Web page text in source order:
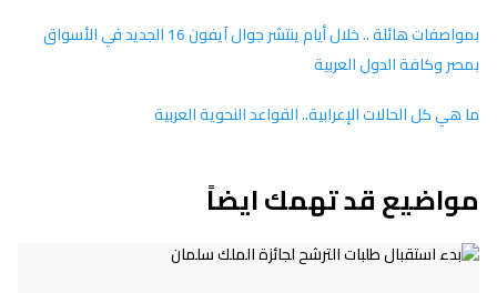
بمواصفات هائلة .. خلال أيام ينتشر جوال آيفون 16 الجديد في الأسواق
بمصر وكافة الدول العربية
ما هي كل الحالات الإعرابية.. القواعد النحوية العربية
مواضيع قد تهمك ايضاً